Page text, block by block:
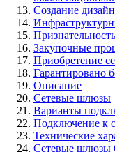
Создание
Закупочные
Приобретение
Гарантировано
Описание
Сетевые шлюзы
Варианты
Подключение к
Технические
Сетевые